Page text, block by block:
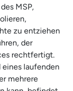
MSP,
zu entziehen
der
rechtfertigt.
eines laufenden
mehrere